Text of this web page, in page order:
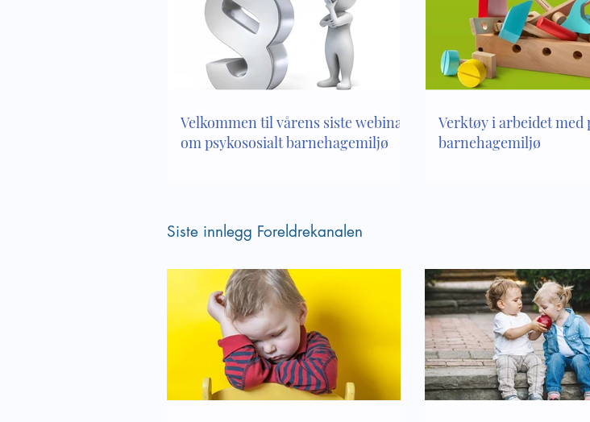
Bli kjent med innholdet i
Lek og inkludering - hvilke
tanker har vi om leken i vår
barnehage
Velkommen til vårens siste webinar
om psykososialt barnehagemiljø
Verktøy i arbeidet med
barnehagemiljø
Siste innlegg Foreldrekanalen